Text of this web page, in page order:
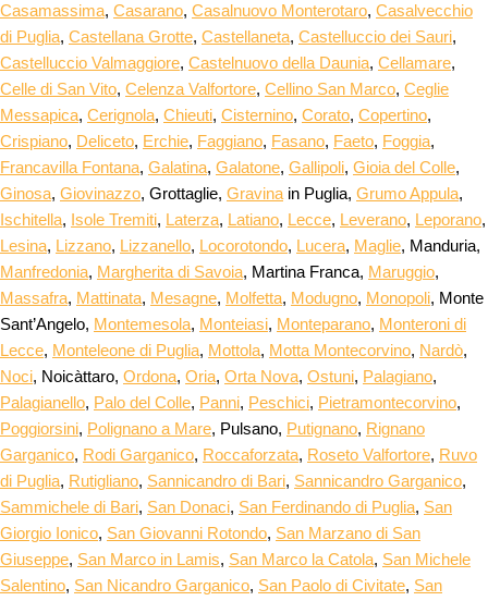
Casamassima, Casarano, Casalnuovo Monterotaro, Casalvecchio
di Puglia, Castellana Grotte, Castellaneta, Castelluccio dei Sauri,
Castelluccio Valmaggiore, Castelnuovo della Daunia, Cellamare,
Celle di San Vito, Celenza Valfortore, Cellino San Marco, Ceglie
Messapica, Cerignola, Chieuti, Cisternino, Corato, Copertino,
Crispiano, Deliceto, Erchie, Faggiano, Fasano, Faeto, Foggia,
Francavilla Fontana, Galatina, Galatone, Gallipoli, Gioia del Colle,
Ginosa, Giovinazzo, Grottaglie, Gravina in Puglia, Grumo Appula,
Ischitella, Isole Tremiti, Laterza, Latiano, Lecce, Leverano, Leporano,
Lesina, Lizzano, Lizzanello, Locorotondo, Lucera, Maglie, Manduria,
Manfredonia, Margherita di Savoia, Martina Franca, Maruggio,
Massafra, Mattinata, Mesagne, Molfetta, Modugno, Monopoli, Monte
Sant’Angelo, Montemesola, Monteiasi, Monteparano, Monteroni di
Lecce, Monteleone di Puglia, Mottola, Motta Montecorvino, Nardò,
Noci, Noicàttaro, Ordona, Oria, Orta Nova, Ostuni, Palagiano,
Palagianello, Palo del Colle, Panni, Peschici, Pietramontecorvino,
Poggiorsini, Polignano a Mare, Pulsano, Putignano, Rignano
Garganico, Rodi Garganico, Roccaforzata, Roseto Valfortore, Ruvo
di Puglia, Rutigliano, Sannicandro di Bari, Sannicandro Garganico,
Sammichele di Bari, San Donaci, San Ferdinando di Puglia, San
Giorgio Ionico, San Giovanni Rotondo, San Marzano di San
Giuseppe, San Marco in Lamis, San Marco la Catola, San Michele
Salentino, San Nicandro Garganico, San Paolo di Civitate, San